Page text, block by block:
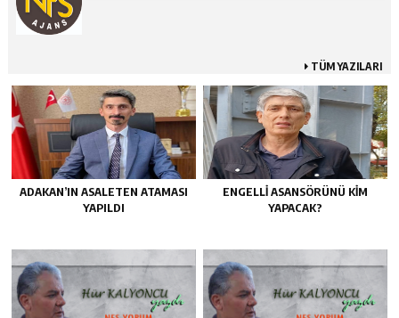
TÜM YAZILARI
ADAKAN’IN ASALETEN ATAMASI
YAPILDI
ENGELLİ ASANSÖRÜNÜ KİM
YAPACAK?